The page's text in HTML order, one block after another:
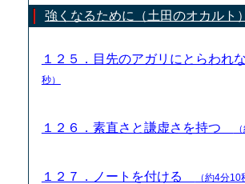
強くなるために（土田のオカルト）
１２５．目先のアガリにとらわれ
秒）
１２６．素直さと謙虚さを持つ
１２７．ノートを付ける （約4分10